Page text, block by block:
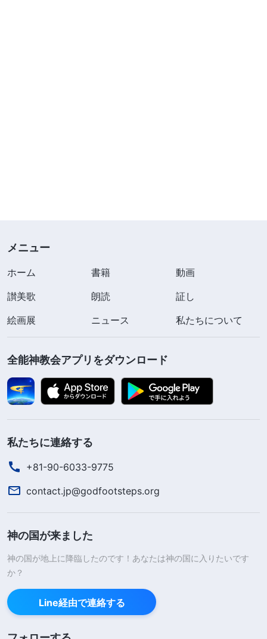
メニュー
ホーム 書籍
動画
讃美歌
朗読
証し
絵画展
ニュース 私たちについて
全能神教会アプリをダウンロード
私たちに連絡する
+81-90-6033-9775
contact.jp@godfootsteps.org
神の国が来ました
神の国が地上に降臨したのです！あなたは神の国に入りたいです
か？
Line経由で連絡する